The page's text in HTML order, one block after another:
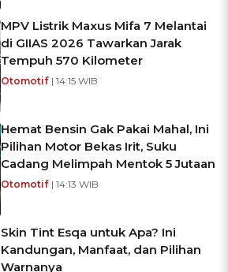
MPV Listrik Maxus Mifa 7 Melantai
di GIIAS 2026 Tawarkan Jarak
Tempuh 570 Kilometer
Otomotif | 14:15 WIB
Hemat Bensin Gak Pakai Mahal, Ini
Pilihan Motor Bekas Irit, Suku
Cadang Melimpah Mentok 5 Jutaan
Otomotif | 14:13 WIB
Skin Tint Esqa untuk Apa? Ini
Kandungan, Manfaat, dan Pilihan
Warnanya